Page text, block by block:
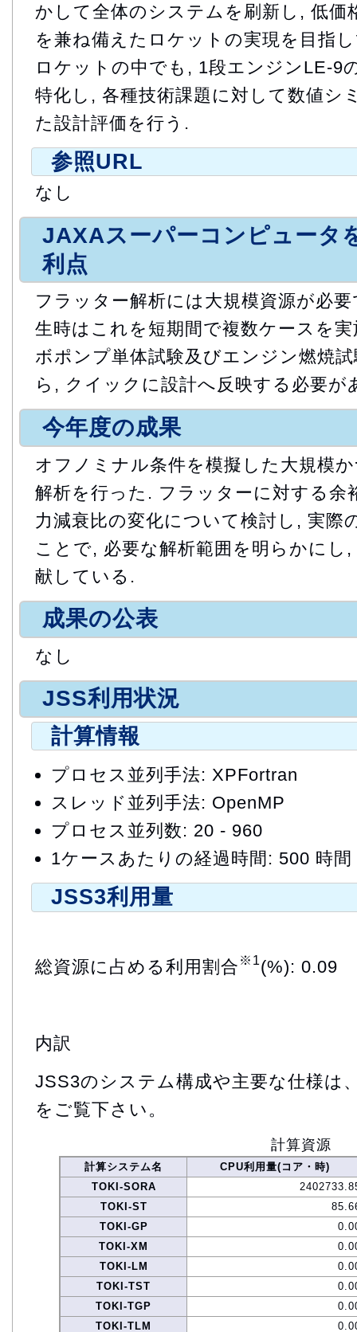
かして全体のシステムを刷新し, 低価
を兼ね備えたロケットの実現を目指
ロケットの中でも, 1段エンジンLE-9
特化し, 各種技術課題に対して数値シ
た設計評価を行う.
参照URL
なし
JAXAスーパーコンピュータ
利点
フラッター解析には大規模資源が必
生時はこれを短期間で複数ケースを
ボポンプ単体試験及びエンジン燃焼
ら, クイックに設計へ反映する必要が
今年度の成果
オフノミナル条件を模擬した大規模
解析を行った. フラッターに対する余
力減衰比の変化について検討し, 実際
ことで, 必要な解析範囲を明らかにし
献している.
成果の公表
なし
JSS利用状況
計算情報
プロセス並列手法: XPFortran
スレッド並列手法: OpenMP
プロセス並列数: 20 - 960
1ケースあたりの経過時間: 500 時間
JSS3利用量
総資源に占める利用割合 ※1(%): 0.09
内訳
JSS3のシステム構成や主要な仕様は
をご覧下さい。
計算資源
計算システム名
CPU利用量(コア・時)
TOKI-SORA
TOKI-ST
TOKI-GP
TOKI-XM
TOKI-LM
TOKI-TST
TOKI-TGP
TOKI-TLM